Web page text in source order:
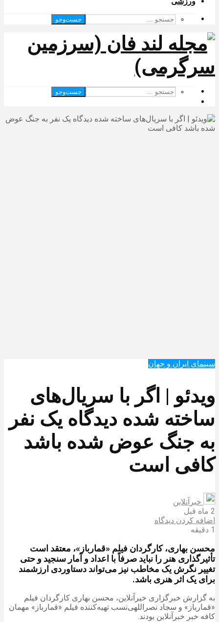
جست‌وجو
جست‌وجو
سینمای ایران و جهان
ویدئو | اگر با سریال‌های
ساخته شده دیدگاه یک نفر
به جنگ عوض شده باشد
کافی‌ است
خبرآنلاین
2 ماه قبل
اضافه کردن دیدگاه
1 دقیقه
محسن بهاری، کارگردان فیلم «قمارباز»، معتقد است
تأثیرگذاری هنر را نباید صرفاً با اعداد و آمار سنجید و حتی
تغییر نگرش یک مخاطب نیز می‌تواند دستاوردی ارزشمند
برای یک اثر هنری باشد.
به گزارش خبرگزاری خیرآنلاین، محسن بهاری کارگردان فیلم
«قمارباز» و سجاد نصراللهی‌نسب تهیه‌کننده فیلم «قمارباز» مهمان
کافه خبر خبرآنلاین بودند.